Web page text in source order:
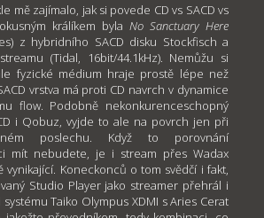
mě zajímalo, jak si povede CD vs SACD vs
králíkem byla No Sanctuary Here
z hybridního SACD disku Stockfisch a
(Tidal, 16bit/44.1kHz). Nemůžu si
fyzické médium hraje prostě lépe než
vrstva má proti CD navrch v dynamice
flow. Podobně nekonkurenceschopný
i Qobuz, vyjde to ale na povrch jen při
poslechu. Když to porovnání
mít nebudete, je i stream přes Wadax
vynikající. Koneckonců o tom svědčí i fakt,
Studio Player jako streamer přehrál i
Taiko Olympus XDMI s Aries Cerat